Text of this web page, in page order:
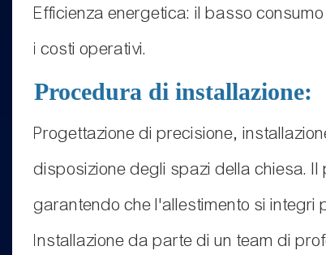
Efficienza energetica: il basso
i costi operativi.
Procedura di installazione:
Progettazione di precisione,
disposizione degli spazi della chiesa.
garantendo che l'allestimento si integri
Installazione da parte di un team di